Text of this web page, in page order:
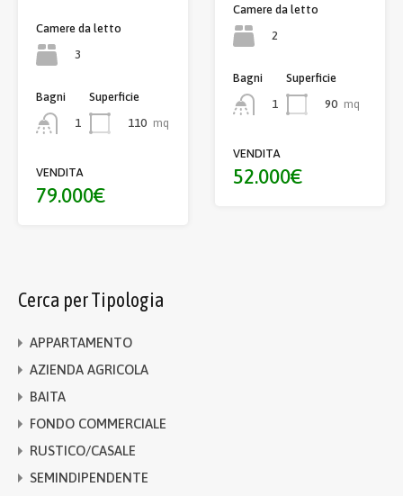
Camere da letto
3
Bagni
1
Superficie
110 mq
VENDITA
79.000€
Camere da letto
2
Bagni
1
Superficie
90 mq
VENDITA
52.000€
Cerca per Tipologia
APPARTAMENTO
AZIENDA AGRICOLA
BAITA
FONDO COMMERCIALE
RUSTICO/CASALE
SEMINDIPENDENTE